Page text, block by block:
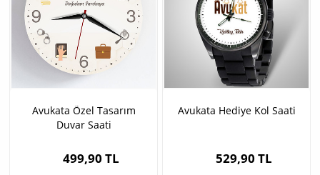
Avukata Özel Tasarım
Duvar Saati
499,90 TL
Avukata Hediye Kol Saati
529,90 TL